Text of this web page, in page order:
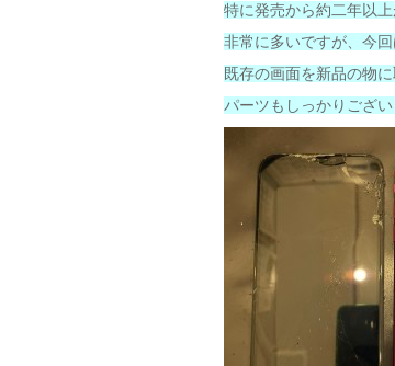
特に発売から約二年以
非常に多いですが、今
既存の画面を新品の物
パーツもしっかりござ